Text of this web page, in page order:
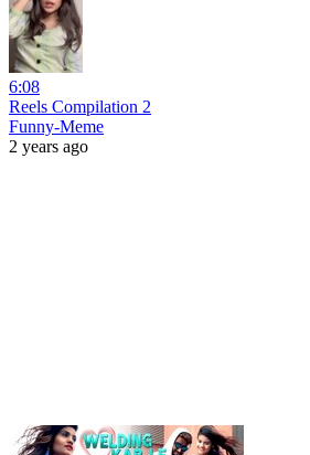
6:08
Reels Compilation 2
Funny-Meme
2 years ago